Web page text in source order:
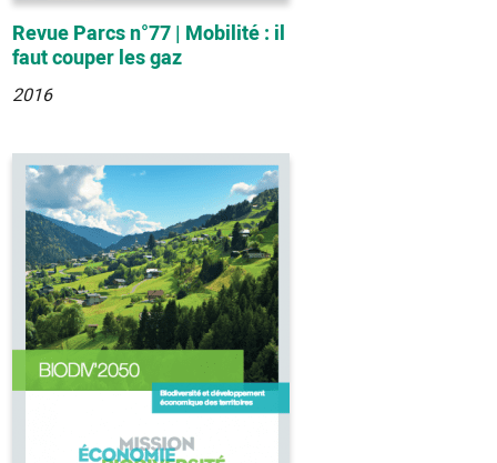
Revue Parcs n°77 | Mobilité : il
faut couper les gaz
2016